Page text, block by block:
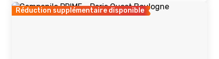
Réduction supplémentaire disponible